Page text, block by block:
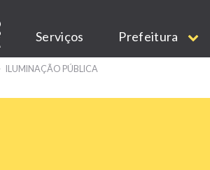
Serviços Prefeitura
ILUMINAÇÃO PÚBLICA